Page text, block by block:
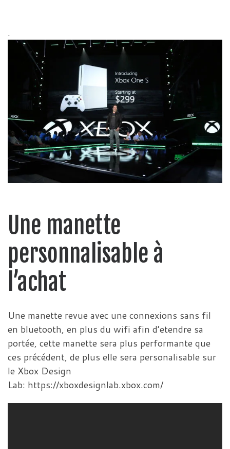
.
Une manette
personnalisable à
l’achat
Une manette revue avec une connexions sans fil
en bluetooth, en plus du wifi afin d’etendre sa
portée, cette manette sera plus performante que
ces précédent, de plus elle sera personalisable sur
le Xbox Design
Lab: https://xboxdesignlab.xbox.com/